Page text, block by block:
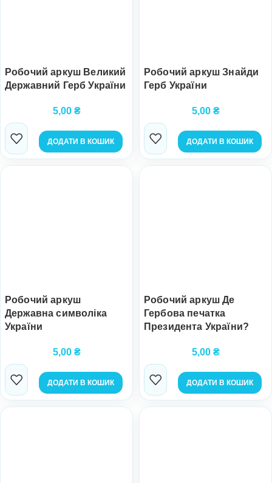
Робочий аркуш Великий
Державний Герб України
5,00 ₴
ДОДАТИ В КОШИК
Робочий аркуш Знайди
Герб України
5,00 ₴
ДОДАТИ В КОШИК
Робочий аркуш
Державна символіка
України
5,00 ₴
ДОДАТИ В КОШИК
Робочий аркуш Де
Гербова печатка
Президента України?
5,00 ₴
ДОДАТИ В КОШИК